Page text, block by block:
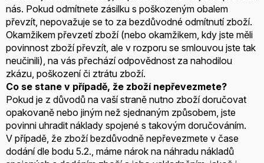
nás. Pokud odmítnete zásilku s poškozeným obalem
převzít, nepovažuje se to za bezdůvodné odmítnutí zboží.
Okamžikem převzetí zboží (nebo okamžikem, kdy jste měli
povinnost zboží převzít, ale v rozporu se smlouvou jste tak
neučinili), na vás přechází odpovědnost za nahodilou
zkázu, poškození či ztrátu zboží.
Co se stane v případě, že zboží nepřevezmete?
Pokud je z důvodů na vaší straně nutno zboží doručovat
opakovaně nebo jiným než sjednaným způsobem, jste
povinni uhradit náklady spojené s takovým doručováním.
V případě, že zboží bezdůvodně nepřevezmete v čase
dodání dle bodu 5.2., máme nárok na náhradu nákladů